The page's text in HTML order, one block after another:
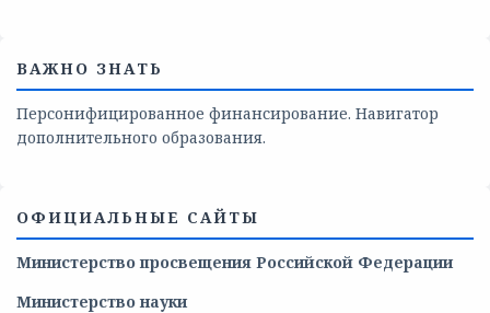
ВАЖНО ЗНАТЬ
Персонифицированное финансирование. Навигатор
дополнительного образования.
ОФИЦИАЛЬНЫЕ САЙТЫ
Министерство просвещения Российской Федерации
Министерство науки